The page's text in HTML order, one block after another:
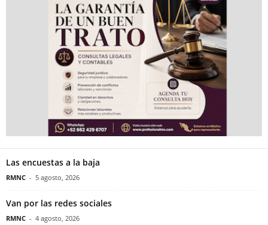
Las encuestas a la baja
RMNC - 5 agosto, 2026
Van por las redes sociales
RMNC - 4 agosto, 2026